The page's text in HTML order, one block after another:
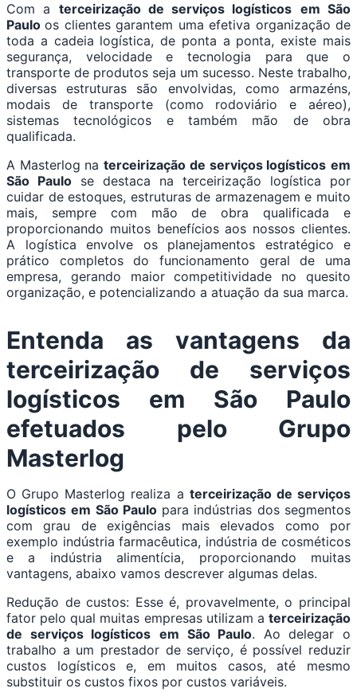
Com a terceirização de serviços logísticos em São
Pauloos clientes garantem uma efetiva organização de
toda a cadeia logística, de ponta a ponta, existe mais
segurança, velocidade e tecnologia para que o
transporte de produtos seja um sucesso. Neste trabalho,
diversas estruturas são envolvidas, como armazéns,
modais de transporte (como rodoviário e aéreo),
sistemas tecnológicos e também mão de obra
qualificada.
A Masterlog naterceirização de serviços logísticos em
São Paulo se destaca na terceirização logística por
cuidar de estoques, estruturas de armazenagem e muito
mais, sempre com mão de obra qualificada e
proporcionando muitos benefícios aos nossos clientes.
A logística envolve os planejamentos estratégico e
prático completos do funcionamento geral de uma
empresa, gerando maior competitividade no quesito
organização, e potencializando a atuação da sua marca.
Entenda as vantagens da
terceirização de serviços
logísticos em São Paulo
efetuados pelo Grupo
Masterlog
O Grupo Masterlog realiza a terceirização de serviços
logísticos em São Paulopara indústrias dos segmentos
com grau de exigências mais elevados como por
exemplo indústria farmacêutica, indústria de cosméticos
e a indústria alimentícia, proporcionando muitas
vantagens, abaixo vamos descrever algumas delas.
Redução de custos: Esse é, provavelmente, o principal
fator pelo qual muitas empresas utilizam a terceirização
de serviços logísticos em São Paulo. Ao delegar o
trabalho a um prestador de serviço, é possível reduzir
custos logísticos e, em muitos casos, até mesmo
substituir os custos fixos por custos variáveis.